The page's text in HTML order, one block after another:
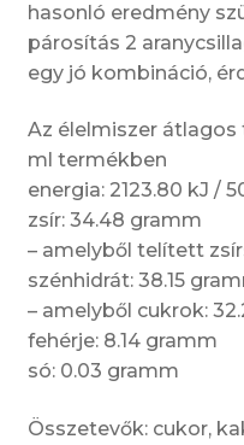
hasonló eredmény
párosítás 2
egy jó kombináció,
Az élelmiszer
ml termékben
energia: 2123.80 kJ /
zsír: 34.48 gramm
– amelyből telített
szénhidrát: 38.15
– amelyből cukrok:
fehérje: 8.14 gramm
só: 0.03 gramm
Összetevők: cukor,